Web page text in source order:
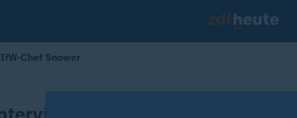
Chef Snower